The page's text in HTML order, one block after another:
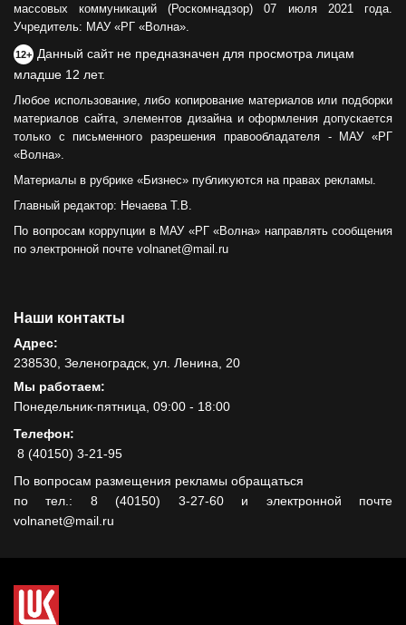
массовых коммуникаций (Роскомнадзор) 07 июля 2021 года.
Учредитель: МАУ «РГ «Волна».
12+ Данный сайт не предназначен для просмотра лицам
младше 12 лет.
Любое использование, либо копирование материалов или подборки
материалов сайта, элементов дизайна и оформления допускается
только с письменного разрешения правообладателя - МАУ «РГ
«Волна».
Материалы в рубрике «Бизнес» публикуются на правах рекламы.
Главный редактор: Нечаева Т.В.
По вопросам коррупции в МАУ «РГ «Волна» направлять сообщения
по электронной почте volnanet@mail.ru
Наши контакты
Адрес:
238530, Зеленоградск, ул. Ленина, 20
Мы работаем:
Понедельник-пятница, 09:00 - 18:00
Телефон:
8 (40150) 3-21-95
По вопросам размещения рекламы обращаться
по тел.: 8 (40150) 3-27-60 и электронной почте
volnanet@mail.ru